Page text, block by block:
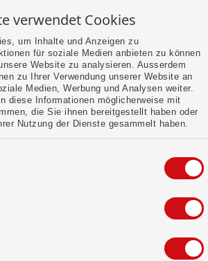
verwendet Cookies
um Inhalte und Anzeigen zu
für soziale Medien anbieten zu können
Website zu analysieren. Ausserdem
zu Ihrer Verwendung unserer Website an
Medien, Werbung und Analysen weiter.
diese Informationen möglicherweise mit
die Sie ihnen bereitgestellt haben oder
Nutzung der Dienste gesammelt haben.